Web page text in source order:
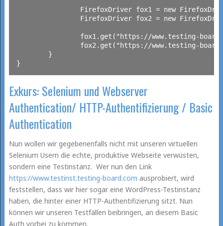
Exkurs: Selenium und Webserver
Authentication/ HTTP-Authentifizierung / Basic
Authentication
Nun wollen wir gegebenenfalls nicht mit unseren virtuellen
Selenium Usern die echte, produktive Webseite verwüsten,
sondern eine Testinstanz. Wer nun den Link
https://www.testinst.testing-board.com ausprobiert, wird
feststellen, dass wir hier sogar eine WordPress-Testinstanz
haben, die hinter einer HTTP-Authentifizierung sitzt. Nun
können wir unseren Testfällen beibringen, an diesem Basic
Auth vorbei zu kommen.